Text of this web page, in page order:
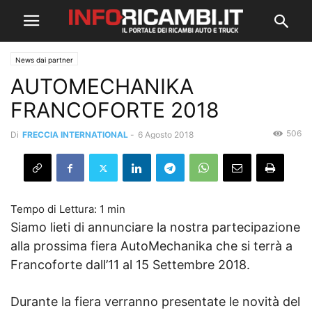
News dai partner
AUTOMECHANIKA
FRANCOFORTE 2018
Di FRECCIA INTERNATIONAL - 6 Agosto 2018 506
Siamo lieti di annunciare la nostra partecipazione
alla prossima fiera AutoMechanika che si terrà a
Francoforte dall’11 al 15 Settembre 2018.
Durante la fiera verranno presentate le novità del